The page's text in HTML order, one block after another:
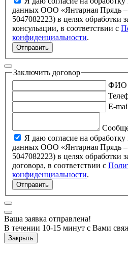
данных ООО «Янтарная Прядь
5047082223) в целях обработки запроса и полченя
консульации, в соответствии с
конфиденциальности.
Отправить
Заключить договор
ФИО
E-
Я даю согласие на
данных ООО «Янтарная Прядь
5047082223) в целях обработки запроса и заключение
договора, в соответствии с
конфиденциальности.
Отправить
Ваша заявка отправлена!
В течении 10-15 минут с Вами
Закрыть